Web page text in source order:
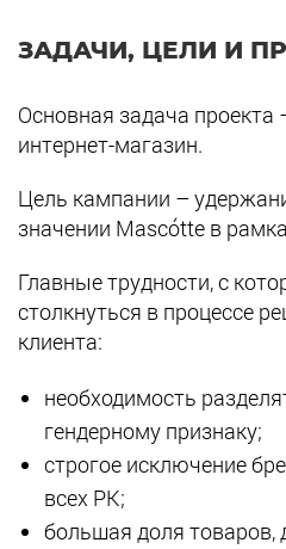
ЗАДАЧИ, ЦЕЛИ И
Основная задача проекта
интернет-магазин.
Цель кампании –
значении Mascótte в
Главные трудности, с
столкнуться в процессе
клиента:
необходимость
гендерному признаку;
строгое исключение
всех РК;
большая доля товаров,